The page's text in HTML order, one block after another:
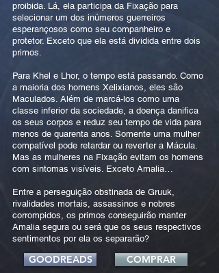
proibida. Lá, ela participa da Fixação para
selecionar um dos inúmeros guerreiros
esperançosos como seu companheiro e
protetor. Exceto que ela está dividida entre dois
primos.
Para Khel e Lhor, o tempo está passando. Como
a maioria dos homens Xelixianos, eles são
Maculados. Além de marcá-los como uma
classe inferior da sociedade, a doença danifica
os seus corpos e reduz seu tempo de vida para
menos de quarenta anos. Somente uma mulher
compatível pode retardar ou reverter a Mácula.
Mas as mulheres na Fixação evitam os homens
com sintomas visíveis. Exceto Amalia…
Entre a perseguição obstinada de Gruuk,
rivalidades mortais, assassinos e nobres
corrompidos, os primos conseguirão manter
Amalia segura ou será que os seus respectivos
sentimentos por ela os separarão?
GOODREADS COMPRAR